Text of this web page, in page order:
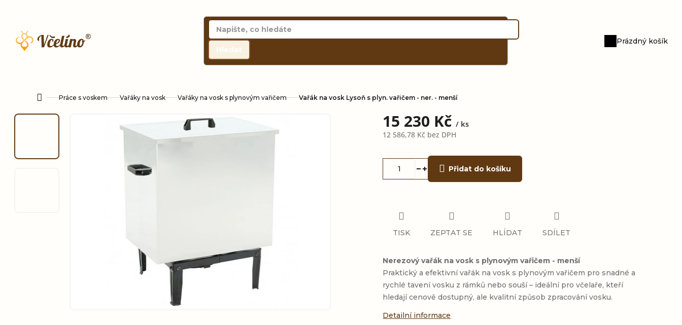
obsah
Hledat
Nákupní
Prázdný košík
DomůPráce s voskem Vařáky na vosk Vařáky na vosk s plynovým vařičem Vařák na vosk Lysoň s plyn. vařičem - ner. - menší
15 230 Kč/ ks
12 586,78 Kč bez DPH
Přidat do košíku
Nerezový vařák na vosk s plynovým vařičem - menší
Praktický a efektivní vařák na vosk s plynovým vařičem pro snadné a
rychlé tavení vosku z rámků nebo souší – ideální pro včelaře, kteří
hledají cenově dostupný, ale kvalitní způsob zpracování vosku.
Detailní informace
TISK ZEPTAT SE HLÍDAT SDÍLET